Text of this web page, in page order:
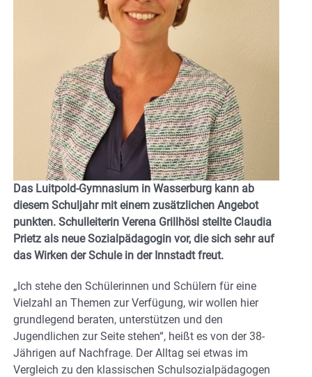
Das Luitpold-Gymnasium in Wasserburg kann ab
diesem Schuljahr mit einem zusätzlichen Angebot
punkten. Schulleiterin Verena Grillhösl stellte Claudia
Prietz als neue Sozialpädagogin vor, die sich sehr auf
das Wirken der Schule in der Innstadt freut.
„Ich stehe den Schülerinnen und Schülern für eine
Vielzahl an Themen zur Verfügung, wir wollen hier
grundlegend beraten, unterstützen und den
Jugendlichen zur Seite stehen“, heißt es von der 38-
Jährigen auf Nachfrage. Der Alltag sei etwas im
Vergleich zu den klassischen Schulsozialpädagogen